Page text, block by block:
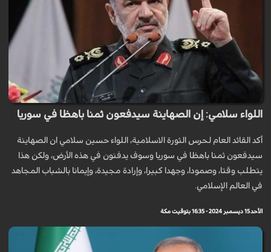
اللواء سلامي: إن الصهاينة سيدفعون ثمنا باهظا في سوريا
أكد القائد العام لحرس الثورة الاسلامية، اللواء حسين سلامي ان الصهاينة
سيدفعون ثمنا باهظا في سوريا وسوف يدفنون في هذه الأرض، ولكن هذا
يتطلب وقتا، وصمودا، وجهدا كبيرا، وإرادة مجيدة، وإيمانا بالشباب المجاهد
في العالم الإسلامي.
الأحد 15 ديسمبر 2024 - 16:35 بتوقيت مكة